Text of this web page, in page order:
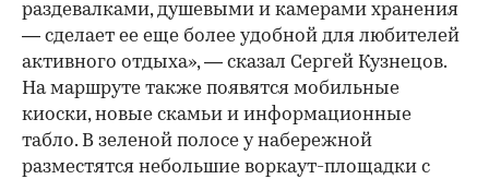
раздевалками, душевыми и камерами хранения
— сделает ее еще более удобной для любителей
активного отдыха», — сказал Сергей Кузнецов.
На маршруте также появятся мобильные
киоски, новые скамьи и информационные
табло. В зеленой полосе у набережной
разместятся небольшие воркаут-площадки с